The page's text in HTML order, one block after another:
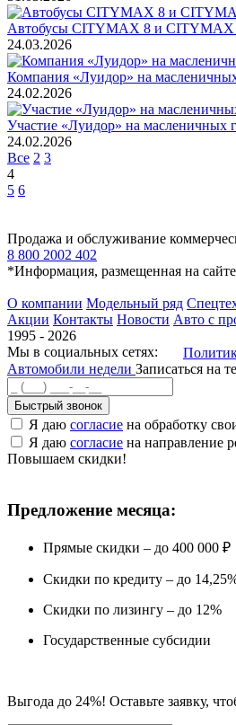
Автобусы CITYMAX 8 и CITYMAX
24.03.2026
Компания «Луидор» на
24.02.2026
Участие «Луидор» на масленичных
24.02.2026
Все 2 3
4
5 6
Продажа и обслуживание
8 800 2002 402
*Информация, размещенная на
О компании Модельный ряд
Акции Контакты Новости Авто с
1995 - 2026
Мы в социальных сетях:
Автомобили недели Записаться на
Быстрый звонок
Я даю согласие на обработку
Я даю согласие на направление
Повышаем скидки!
Предложение месяца:
Прямые скидки – до 400 000 ₽
Скидки по кредиту – до
Скидки по лизингу – до 12%
Государственные субсидии
Выгода до 24%! Оставьте заявку,